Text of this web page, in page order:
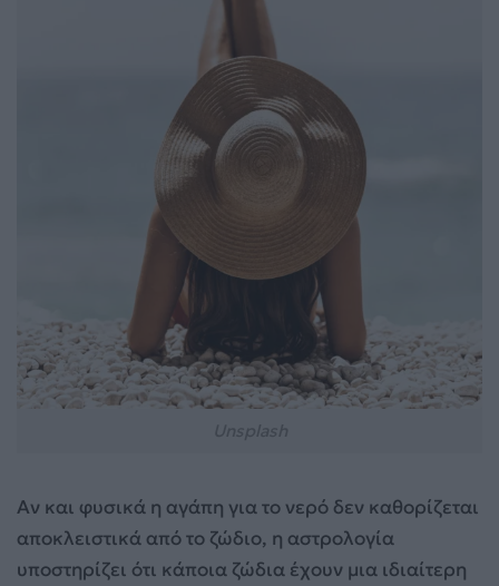
Αν και φυσικά η αγάπη για το νερό δεν καθορίζεται
αποκλειστικά από το ζώδιο, η αστρολογία
υποστηρίζει ότι κάποια ζώδια έχουν μια ιδιαίτερη